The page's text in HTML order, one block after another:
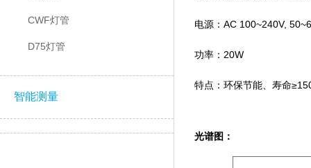
CWF灯管
D75灯管
智能测量
电源：AC 100~240V,
功率：20W
特点：环保节能、寿命
光谱图：